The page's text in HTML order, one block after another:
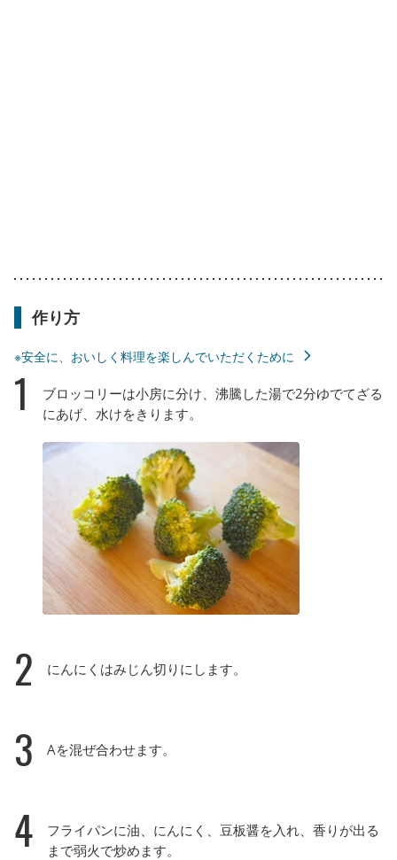
作り方
※安全に、おいしく料理を楽しんでいただくために
1
ブロッコリーは小房に分け、沸騰した湯で2分ゆでてざる
にあげ、水けをきります。
2 にんにくはみじん切りにします。
3 Aを混ぜ合わせます。
4
フライパンに油、にんにく、豆板醤を入れ、香りが出る
まで弱火で炒めます。